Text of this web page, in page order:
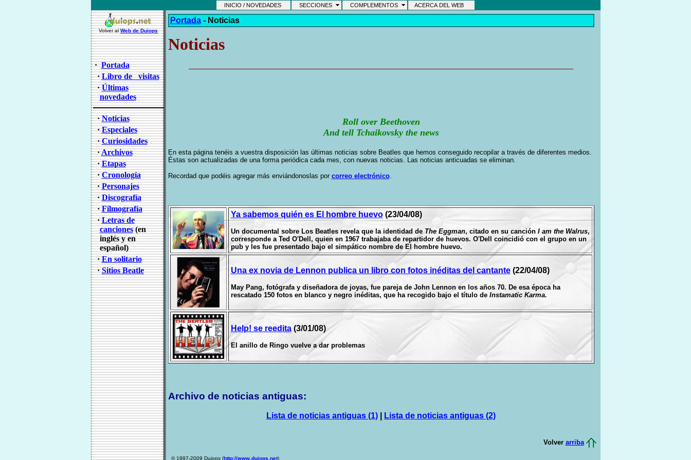
INICIO / NOVEDADES SECCIONES COMPLEMENTOS ACERCA DEL WEB
Volver alWeb de Duiops
· Portada
·Libro de visitas
·Últimas
novedades
·Noticias
·Especiales
·Curiosidades
·Archivos
·Etapas
·Cronología
·Personajes
·Discografía
·Filmografía
·Letras de
canciones(en
inglés y en
español)
·En solitario
·Sitios Beatle
Portada- Noticias
Noticias
Roll over Beethoven
And tell Tchaikovsky the news
En esta página tenéis a vuestra disposición las últimas noticias sobre Beatles que hemos conseguido recopilar a través de diferentes medios.
Éstas son actualizadas de una forma periódica cada mes, con nuevas noticias. Las noticias anticuadas se eliminan.
Recordad que podéis agregar más enviándonoslas por correo electrónico.
Ya sabemos quién es El hombre huevo(23/04/08)
Un documental sobre Los Beatles revela que la identidad deThe Eggman, citado en su canción I am the Walrus,
corresponde a Ted O'Dell, quien en 1967 trabajaba de repartidor de huevos. O'Dell coincidió con el grupo en un
pub y les fue presentado bajo el simpático nombre de El hombre huevo.
Una ex novia de Lennon publica un libro con fotos inéditas del cantante(22/04/08)
May Pang, fotógrafa y diseñadora de joyas, fue pareja de John Lennon en los años 70. De esa época ha
rescatado 150 fotos en blanco y negro inéditas, que ha recogido bajo el título de Instamatic Karma.
Help! se reedita(3/01/08)
El anillo de Ringo vuelve a dar problemas
Archivo de noticias antiguas:
Lista de noticias antiguas (1) Lista de noticias antiguas (2)
Volver arriba
© 1997-2009 Duiops (http://www.duiops.net)